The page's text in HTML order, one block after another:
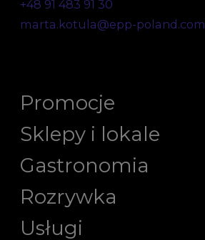
+48 91 483 91 30
marta.kotula@epp-poland.com
Promocje
Sklepy i lokale
Gastronomia
Rozrywka
Usługi